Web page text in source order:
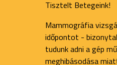
Tisztelt Betegeink!
Mammográfia
időpontot -
tudunk adni a gép
meghibásodása